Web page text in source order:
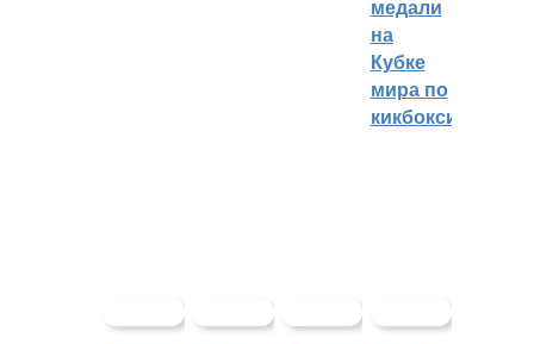
медали
на
Кубке
мира по
кикбоксингу